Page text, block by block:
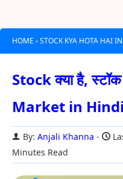
HOME › STOCK KYA HOTA HAI
Stock क्या है, स्टॉक
Market in
By: Anjali Khanna
Minutes Read